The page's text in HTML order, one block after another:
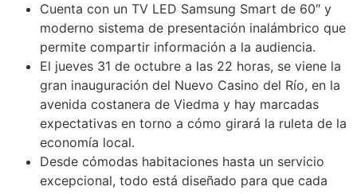
Cuenta con un TV LED Samsung Smart de 60″ y
moderno sistema de presentación inalámbrico que
permite compartir información a la audiencia.
El jueves 31 de octubre a las 22 horas, se viene la
gran inauguración del Nuevo Casino del Río, en la
avenida costanera de Viedma y hay marcadas
expectativas en torno a cómo girará la ruleta de la
economía local.
Desde cómodas habitaciones hasta un servicio
excepcional, todo está diseñado para que cada